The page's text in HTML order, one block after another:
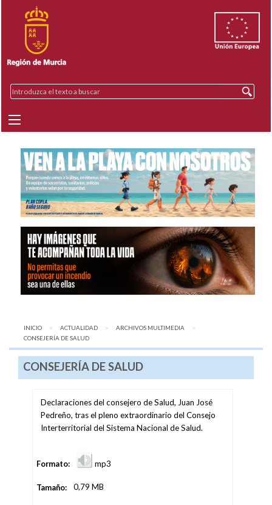
INICIO ACTUALIDAD
ARCHIVOS MULTIMEDIA
AQUÍ:
CONSEJERÍA DE SALUD
CONSEJERÍA DE SALUD
Declaraciones del consejero de Salud, Juan José
Pedreño, tras el pleno extraordinario del Consejo
Interterritorial del Sistema Nacional de Salud.
Formato: mp3
Tamaño: 0,79 MB